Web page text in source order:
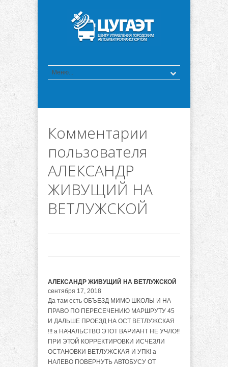
Комментарии
пользователя
АЛЕКСАНДР
ЖИВУЩИЙ НА
ВЕТЛУЖСКОЙ
АЛЕКСАНДР ЖИВУЩИЙ НА ВЕТЛУЖСКОЙ
сентября 17, 2018
Да там есть ОБЪЕЗД МИМО ШКОЛЫ И НА
ПРАВО ПО ПЕРЕСЕЧЕНИЮ МАРШРУТУ 45
И ДАЛЬШЕ ПРОЕЗД НА ОСТ ВЕТЛУЖСКАЯ
!!! а НАЧАЛЬСТВО ЭТОТ ВАРИАНТ НЕ УЧЛО!!
ПРИ ЭТОЙ КОРРЕКТИРОВКИ ИСЧЕЗЛИ
ОСТАНОВКИ ВЕТЛУЖСКАЯ И УПК! а
НАЛЕВО ПОВЕРНУТЬ АВТОБУСУ ОТ